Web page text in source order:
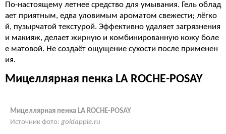
По-настоящему летнее средство для умывания. Гель облад
ает приятным, едва уловимым ароматом свежести; лёгко
й, пузырчатой текстурой. Эффективно удаляет загрязнения
и макияж, делает жирную и комбинированную кожу боле
е матовой. Не создаёт ощущение сухости после применен
ия.
Мицеллярная пенка LA ROCHE-POSAY
Мицеллярная пенка LA ROCHE-POSAY
Источник фото: goldapple.ru